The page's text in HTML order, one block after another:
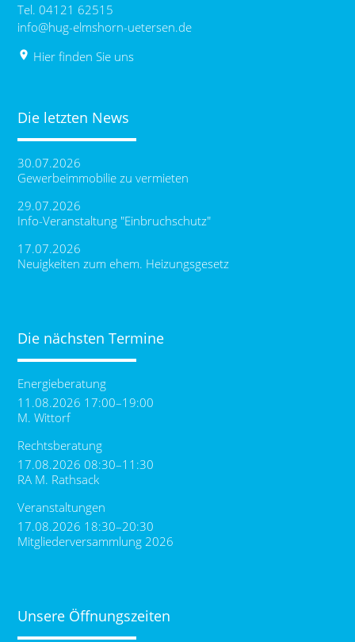
Tel. 04121 62515
info@hug-elmshorn-uetersen.de
place Hier finden Sie uns
Die letzten News
30.07.2026
Gewerbeimmobilie zu vermieten
29.07.2026
Info-Veranstaltung "Einbruchschutz"
17.07.2026
Neuigkeiten zum ehem. Heizungsgesetz
Die nächsten Termine
Energieberatung
11.08.2026 17:00–19:00
M. Wittorf
Rechtsberatung
17.08.2026 08:30–11:30
RA M. Rathsack
Veranstaltungen
17.08.2026 18:30–20:30
Mitgliederversammlung 2026
Unsere Öffnungszeiten